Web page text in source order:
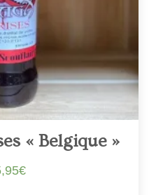
« Belgique »
€